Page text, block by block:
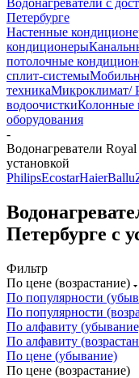
Водонагреватели с
Петербурге
Настенные
кондиционеры
потолочные
сплит-системы
техникаМикроклимат/
водоочисткиКолонные
оборудования
-
Водонагреватели
установкой
PhilipsEcostarHaierBallu
Петербурге с
Фильтр
По цене (возрастание)
По популярности
По популярности
По алфавиту
По алфавиту
По цене (убывание)
По цене (возрастание)